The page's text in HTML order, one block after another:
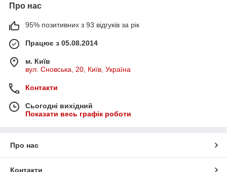
Про нас
95% позитивних з 93 відгуків за рік
Працює з 05.08.2014
м. Київ
вул. Сновська, 20, Київ, Україна
Контакти
Сьогодні вихідний
Показати весь графік роботи
Про нас
Контакти